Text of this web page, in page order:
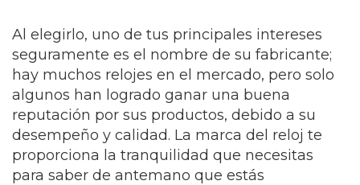
Al elegirlo, uno de tus principales intereses
seguramente es el nombre de su fabricante;
hay muchos relojes en el mercado, pero solo
algunos han logrado ganar una buena
reputación por sus productos, debido a su
desempeño y calidad. La marca del reloj te
proporciona la tranquilidad que necesitas
para saber de antemano que estás